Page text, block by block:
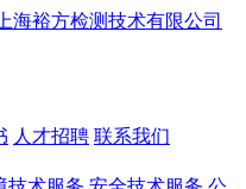
人才招聘 联系我们